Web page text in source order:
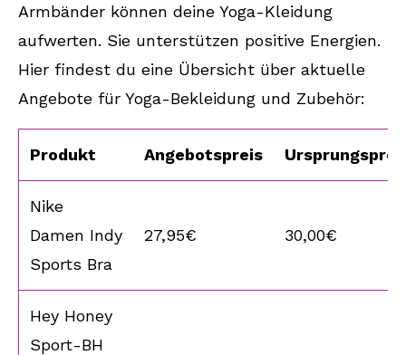
Armbänder können deine Yoga-Kleidung
aufwerten. Sie unterstützen positive Energien.
Hier findest du eine Übersicht über aktuelle
Angebote für Yoga-Bekleidung und Zubehör:
Produkt Angebotspreis
Nike
Damen Indy
Sports Bra
27,95€ 30,00€
Hey Honey
Sport-BH